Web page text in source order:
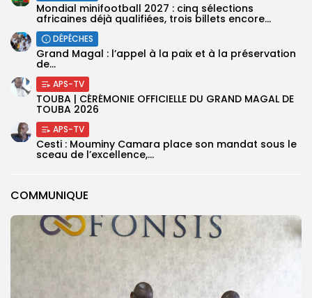
COMMUNIQUE
‎Mondial minifootball 2027 : cinq sélections
africaines déjà qualifiées, trois billets encore...
DÉPÊCHES
Grand Magal : l’appel à la paix et à la préservation
de...
APS-TV
TOUBA | CÉRÉMONIE OFFICIELLE DU GRAND MAGAL DE
TOUBA 2026
APS-TV
Cesti : Mouminy Camara place son mandat sous le
sceau de l’excellence,...